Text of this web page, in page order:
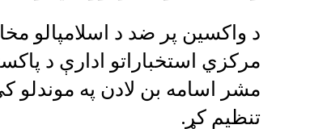
د واکسین پر ضد د اسلامپالو
مرکزي استخباراتو ادارې د
مشر اسامه بن لادن په موندلو
تنظیم کړ.